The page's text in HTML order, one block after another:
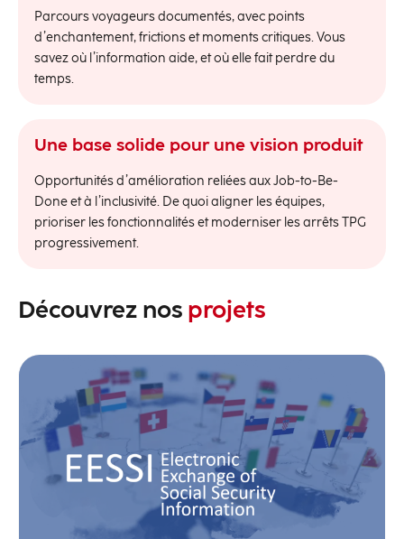
Parcours voyageurs documentés, avec points
d’enchantement, frictions et moments critiques. Vous
savez où l’information aide, et où elle fait perdre du
temps.
Une base solide pour une vision produit
Opportunités d’amélioration reliées aux Job-to-Be-
Done et à l’inclusivité. De quoi aligner les équipes,
prioriser les fonctionnalités et moderniser les arrêts TPG
progressivement.
Découvrez nos projets